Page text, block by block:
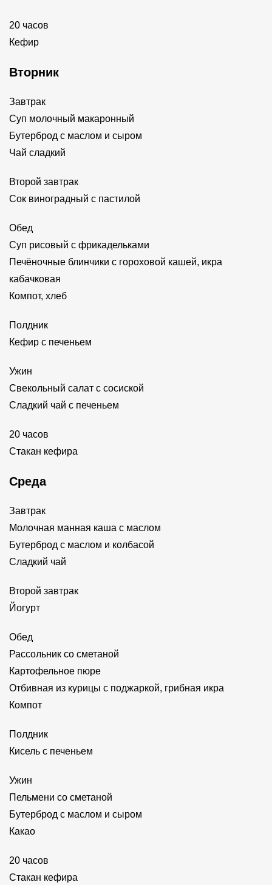
20 часов
Кефир
Вторник
Завтрак
Суп молочный макаронный
Бутерброд с маслом и сыром
Чай сладкий
Второй завтрак
Сок виноградный с пастилой
Обед
Суп рисовый с фрикадельками
Печёночные блинчики с гороховой кашей, икра
кабачковая
Компот, хлеб
Полдник
Кефир с печеньем
Ужин
Свекольный салат с сосиской
Сладкий чай с печеньем
20 часов
Стакан кефира
Среда
Завтрак
Молочная манная каша с маслом
Бутерброд с маслом и колбасой
Сладкий чай
Второй завтрак
Йогурт
Обед
Рассольник со сметаной
Картофельное пюре
Отбивная из курицы с поджаркой, грибная икра
Компот
Полдник
Кисель с печеньем
Ужин
Пельмени со сметаной
Бутерброд с маслом и сыром
Какао
20 часов
Стакан кефира